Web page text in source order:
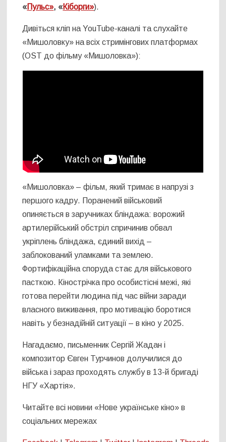
«Пульс», «Кіборги»).
Дивіться кліп на YouTube-каналі та слухайте
«Мишоловку» на всіх стримінгових платформах
(OST до фільму «Мишоловка»):
«Мишоловка» – фільм, який тримає в напрузі з
першого кадру. Поранений військовий
опиняється в заручниках бліндажа: ворожий
артилерійський обстріл спричинив обвал
укріплень бліндажа, єдиний вихід –
заблокований уламками та землею.
Фортифікаційна споруда стає для військового
пасткою. Кінострічка про особистісні межі, які
готова перейти людина під час війни заради
власного виживання, про мотивацію боротися
навіть у безнадійній ситуації – в кіно у 2025.
Нагадаємо, письменник Сергій Жадан і
композитор Євген Турчинов долучилися до
війська і зараз проходять службу в 13-й бригаді
НГУ «Хартія».
Читайте всі новини «Нове українське кіно» в
соціальних мережах